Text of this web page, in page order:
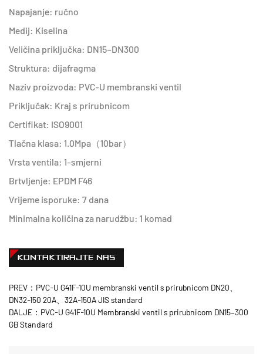
Napajanje: ručno
Medij: Kiselina
Veličina priključka: DN15–DN300
Struktura: dijafragma
Naziv proizvoda: PVC-U membranski ventil
Priključak: Kraj s prirubnicom
Certifikat: ISO9001
Tlačna klasa: 1.0Mpa（10bar）
Vrsta ventila: 1-smjerni
Brtvljenje: EPDM F46
Vrijeme isporuke: 7 dana
Minimalna količina za narudžbu: 1 komad
KONTAKTIRAJTE NAS
PREV：PVC-U G41F-10U membranski ventil s prirubnicom DN20、
DN32-150 20A、32A-150A JIS standard
DALJE：PVC-U G41F-10U Membranski ventil s prirubnicom DN15–300
GB Standard